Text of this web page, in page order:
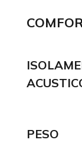
PESO